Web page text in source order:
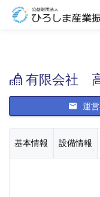
有限会社
運
基本情報 設備情報